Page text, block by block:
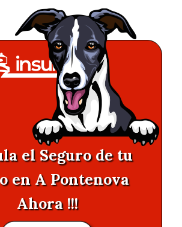
el Seguro de tu
en A Pontenova
Ahora !!!